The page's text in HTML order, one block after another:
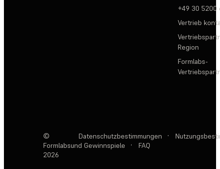
+49 30 5200
Vertrieb
Region
Formlabs-
©
Formlabs
2026
Datenschutzbestimmungen ·
und Gewinnspiele
· FAQ